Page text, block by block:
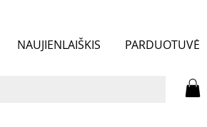
NAUJIENLAIŠKIS PARDUOTUVĖ